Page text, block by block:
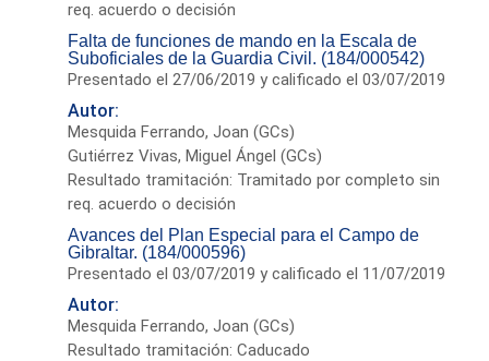
req. acuerdo o decisión
Falta de funciones de mando en la Escala de
Suboficiales de la Guardia Civil. (184/000542)
Presentado el 27/06/2019 y calificado el 03/07/2019
Autor:
Mesquida Ferrando, Joan (GCs)
Gutiérrez Vivas, Miguel Ángel (GCs)
Resultado tramitación: Tramitado por completo sin
req. acuerdo o decisión
Avances del Plan Especial para el Campo de
Gibraltar. (184/000596)
Presentado el 03/07/2019 y calificado el 11/07/2019
Autor:
Mesquida Ferrando, Joan (GCs)
Resultado tramitación: Caducado